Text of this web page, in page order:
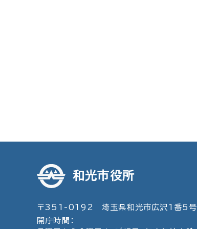
和光市役所
〒351-0192 埼玉県和光市広沢1番5号
開庁時間：